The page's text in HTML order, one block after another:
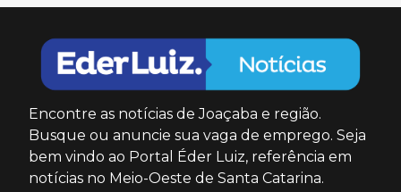
Encontre as notícias de Joaçaba e região.
Busque ou anuncie sua vaga de emprego. Seja
bem vindo ao Portal Éder Luiz, referência em
notícias no Meio-Oeste de Santa Catarina.